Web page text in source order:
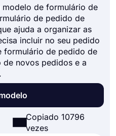
de formulário de
de pedido de
ajuda a organizar as
incluir no seu pedido
formulário de pedido de
novos pedidos e a
Copiado 10796
vezes